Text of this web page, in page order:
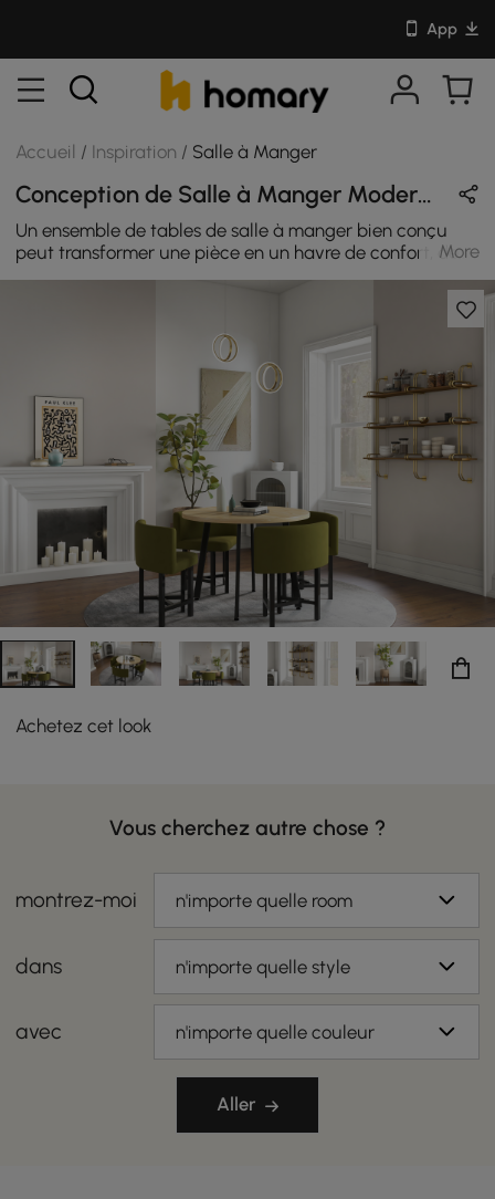
App
Accueil / Inspiration / Salle à Manger
Conception de Salle à Manger Moderne & Style Nordique en Vert & Noir avec En Bois & Métal
Un ensemble de tables de salle à manger bien conçu
peut transformer une pièce en un havre de confort, de
luxe et de chaleur à la fois. Un ensemble de salle à
manger incroyablement bien conçu est un choix idéal
pour n'importe quel logement. Le joli design est robuste
et réchauffe tout l'espace. Les tables et les chaises avec
dossier en velours forment un bel ensemble. Cet élégant
ensemble de table compact est parfait pour les réunions
informelles de la famille et des amis de tous âges. Cette
armoire d'angle blanche offre un espace de rangement
élégant pour votre espace de vie. Il apporte une touche
de modernité. La porte en verre cannelé est parfaite
pour contenir des objets de décoration avec un espace
intérieur à 3 étagères. Essayez-le dans la cuisine pour
ranger le grès, les verres à pied et la porcelaine pour des
occasions spéciales. Aussi polyvalente que belle, cette
pièce est superbe et ajoute de la fonctionnalité à
presque tous les espaces.
More
Achetez cet look
Vous cherchez autre chose ?
montrez-moi n'importe quelle room
dans n'importe quelle style
avec n'importe quelle couleur
Aller